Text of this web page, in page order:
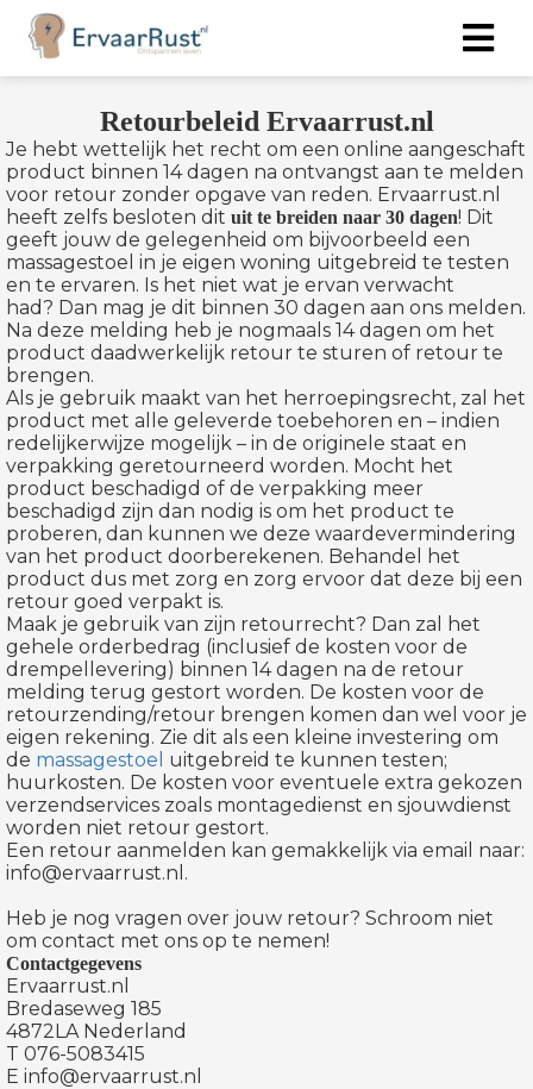
Retourbeleid Ervaarrust.nl
Je hebt wettelijk het recht om een online aangeschaft
product binnen 14 dagen na ontvangst aan te melden
voor retour zonder opgave van reden. Ervaarrust.nl
heeft zelfs besloten dit uit te breiden naar 30 dagen! Dit
geeft jouw de gelegenheid om bijvoorbeeld een
massagestoel in je eigen woning uitgebreid te testen
en te ervaren. Is het niet wat je ervan verwacht
had? Dan mag je dit binnen 30 dagen aan ons melden.
Na deze melding heb je nogmaals 14 dagen om het
product daadwerkelijk retour te sturen of retour te
brengen.
Als je gebruik maakt van het herroepingsrecht, zal het
product met alle geleverde toebehoren en – indien
redelijkerwijze mogelijk – in de originele staat en
verpakking geretourneerd worden. Mocht het
product beschadigd of de verpakking meer
beschadigd zijn dan nodig is om het product te
proberen, dan kunnen we deze waardevermindering
van het product doorberekenen. Behandel het
product dus met zorg en zorg ervoor dat deze bij een
retour goed verpakt is.
Maak je gebruik van zijn retourrecht? Dan zal het
gehele orderbedrag (inclusief de kosten voor de
drempellevering) binnen 14 dagen na de retour
melding terug gestort worden. De kosten voor de
retourzending/retour brengen komen dan wel voor je
eigen rekening. Zie dit als een kleine investering om
de massagestoel uitgebreid te kunnen testen;
huurkosten. De kosten voor eventuele extra gekozen
verzendservices zoals montagedienst en sjouwdienst
worden niet retour gestort.
Een retour aanmelden kan gemakkelijk via email naar:
info@ervaarrust.nl.
Heb je nog vragen over jouw retour? Schroom niet
om contact met ons op te nemen!
Contactgegevens
Ervaarrust.nl
Bredaseweg 185
4872LA Nederland
T 076-5083415
E info@ervaarrust.nl